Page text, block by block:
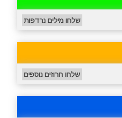
שלחו מילים נרדפות
שלחו חרוזים נוספים